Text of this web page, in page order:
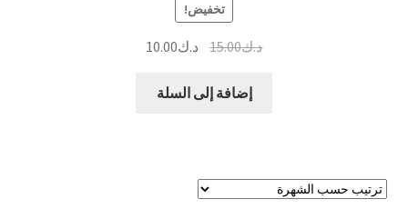
تخفيض!
د.ك15.00 السعر
هو:
د.ك10.00
إضافة إلى السلة